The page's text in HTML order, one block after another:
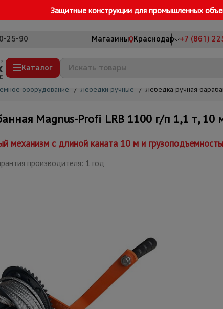
Защитные конструкции для промышленных
25-90 Магазины Краснодар +7 (861)
Каталог
брезенты
для строительства
для работы с арматурой
для бетонных работ
оборудование / Лебедки ручные / Лебедка ручная
Magnus-Profi LRB 1100 г/п 1,1 т, 10
механизм с длиной каната 10 м и
производителя: 1 год